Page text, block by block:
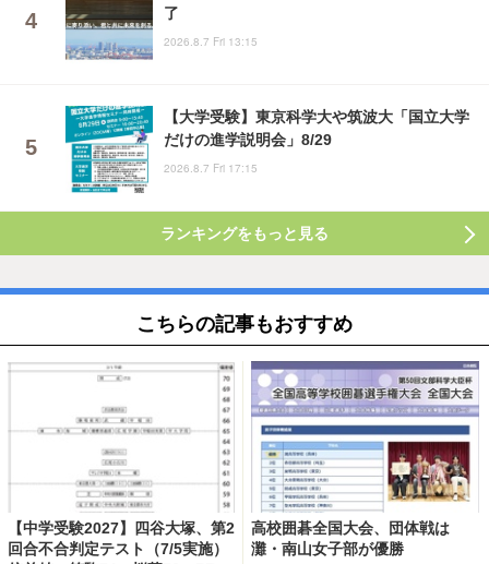
了
2026.8.7 Fri 13:15
【大学受験】東京科学大や筑波大「国立大学
だけの進学説明会」8/29
2026.8.7 Fri 17:15
ランキングをもっと見る
こちらの記事もおすすめ
【中学受験2027】四谷大塚、第2
回合不合判定テスト（7/5実施）
高校囲碁全国大会、団体戦は
灘・南山女子部が優勝